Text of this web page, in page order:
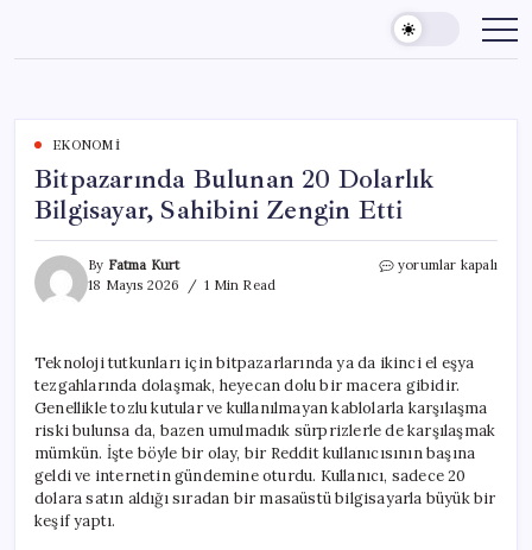
content
EKONOMI
Bitpazarında Bulunan 20 Dolarlık
Bilgisayar, Sahibini Zengin Etti
By Fatma Kurt
18 Mayıs 2026
1 Min Read
Bitpazarında
Sahibini
Zengin
Etti
için
yorumlar kapalı
Teknoloji tutkunları için bitpazarlarında ya da ikinci el eşya
tezgahlarında dolaşmak, heyecan dolu bir macera gibidir.
Genellikle tozlu kutular ve kullanılmayan kablolarla karşılaşma
riski bulunsa da, bazen umulmadık sürprizlerle de karşılaşmak
mümkün. İşte böyle bir olay, bir Reddit kullanıcısının başına
geldi ve internetin gündemine oturdu. Kullanıcı, sadece 20
dolara satın aldığı sıradan bir masaüstü bilgisayarla büyük bir
keşif yaptı.